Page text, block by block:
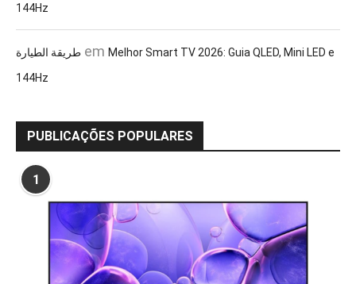
144Hz
طريقة الطيارة em Melhor Smart TV 2026: Guia QLED, Mini LED e
144Hz
PUBLICAÇÕES POPULARES
1